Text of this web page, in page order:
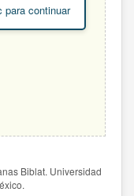
para continuar
Biblat. Universidad